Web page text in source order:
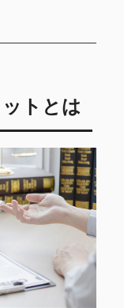
トとは